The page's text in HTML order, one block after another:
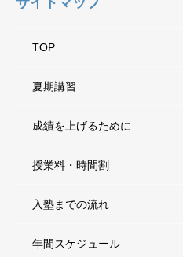
TOP
夏期講習
成績を上げるために
授業料・時間割
入塾までの流れ
年間スケジュール